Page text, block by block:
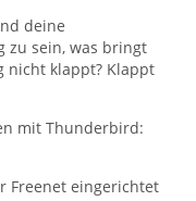
deine
zu sein, was bringt
nicht klappt? Klappt
mit Thunderbird:
Freenet eingerichtet